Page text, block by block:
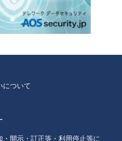
について
開示・訂正等・利用停止等に